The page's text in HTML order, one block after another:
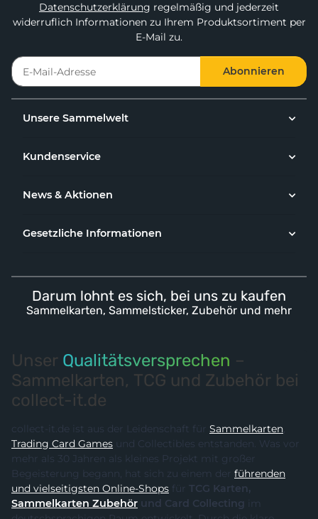
Datenschutzerklärung regelmäßig und jederzeit
widerruflich Informationen zu Ihrem Produktsortiment per
E-Mail zu.
Abonnieren
Unsere Sammelwelt
Kundenservice
News & Aktionen
Gesetzliche Informationen
Darum lohnt es sich, bei uns zu kaufen
Sammelkarten, Sammelsticker, Zubehör und mehr
Unser Qualitätsversprechen –
Sammelkarten, TCG und Zubehör bei
collect-it.de
collect-it.de ist aus der Leidenschaft für Sammelkarten,
Trading Card Games und Collectibles entstanden. Was vor
mehr als 30 Jahren als kleines Projekt mit großer
Begeisterung begann, hat sich zu einem der führenden
und vielseitigsten Online-Shops für TCG Karten,
Sammelkarten Zubehör und Card Collecting
im